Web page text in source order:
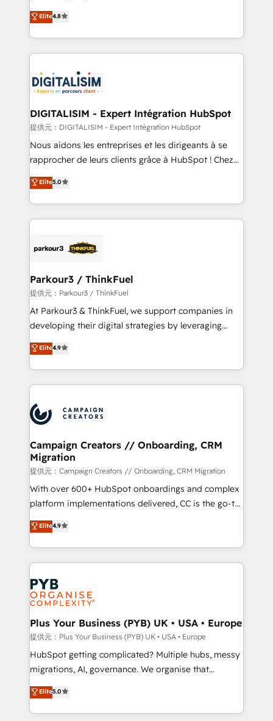
CRM, Solutions Architecture, Onboarding , Data
Migration, Custom Integration & Platform
team of 25+ experts Contact us today to help you
get more from your investment in HubSpot.
HubSpot CRM Partner offering you a roadmap on
maximizing EBITDA and achieving Commercial
Excellence. With our targeted processes, we
strengthen your digital transformation and minimize
Implementation partner, we provide expertise to
drive your business forward. Since 2015 we are fully
dedicated to HubSpot and with an experienced
team (50+), we work with reputable companies in
B2B sectors such as manufacturing, SaaS and
business services. We prepare a customized
impact of your digital transformation, including a
detailed financial rationale with a focus on ROI and
embark on a transformational journey that sets your
business up for long-term success. Unlock your
Elite4.8
DIGITALISIM - Expert Intégration HubSpot
提供元：DIGITALISIM - Expert Intégration HubSpot
Nous aidons les entreprises et les dirigeants à se
rapprocher de leurs clients grâce à HubSpot ! Chez
DIGITALISIM, nous avons l'intime conviction que la
réussite des entreprises passe par l’innovation web,
le marketing digital, et la relation client ! C'est
pourquoi, nos experts sont à la fois capables de
référencement, votre stratégie digitale et le pilotage
projet HubSpot avec DIGITALISIM : 🧽 Nettoyage,
migration et intégration des bases de données. 🚀
Développement des interfaces avec vos logiciels
métiers ⚙️ Configuration de la plateforme HubSpot
Book Process & Guidelines utilisateurs 🎓
Formations des utilisateurs
Elite5.0
Parkour3 / ThinkFuel
提供元：Parkour3 / ThinkFuel
At Parkour3 & ThinkFuel, we support companies in
developing their digital strategies by leveraging
technologies and automating their marketing and
sales processes to generate growth. Our offer spans
from Strategy to Operations. We specialize in CRM
onboarding and implementation, web design, sales
extensive experience working with tech companies
and manufacturers since 2002, we are committed to
empowering our clients and developing their
autonomy. Get to grips with HubSpot through
guided implementation and seamless integration of
the CRM platform into your digital ecosystem. Would
you like support in deploying your inbound
to your needs and sales objectives. With 125+
certifications, we are part of the most certified
services are offered in both English & French.
Elite4.9
Campaign Creators // Onboarding, CRM
Migration
提供元：Campaign Creators // Onboarding, CRM Migration
With over 600+ HubSpot onboardings and complex
platform implementations delivered, CC is the go-to
Elite Solutions Partner for businesses ready to
migrate, replatform, and scale smarter. We specialize
in high-impact CRM and CMS migrations and
onboarding from platforms like Salesforce, NetSuite,
Zoho, Pardot, Marketo, Microsoft Dynamics, Wix,
WordPress and legacy CRMs, turning fragmented
systems into unified, growth-ready HubSpot
architectures that accelerate revenue operations and
performance. - Multi-object CRM migration, cleanup,
and implementation. - Pre-built and custom
integrations across your full tech stack. - Custom
- Dashboards, lifecycle campaigns, and lead
nurturing sequences. - Cross-hub setup across
Elite4.9
Plus Your Business (PYB) UK • USA • Europe
提供元：Plus Your Business (PYB) UK • USA • Europe
HubSpot getting complicated? Multiple hubs, messy
migrations, AI, governance. We organise that
complexity, so your team can put HubSpot to work...
Welcome to our Profile! We help with: • CRM
implementation, reports, workflows, and team
Elite5.0